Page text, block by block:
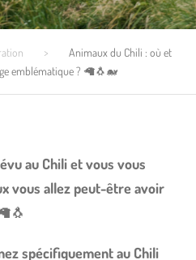
>
Animaux du Chili : où et
emblématique ? 🦙🐧🐋
au Chili et vous vous
vous allez peut-être avoir
spécifiquement au Chili